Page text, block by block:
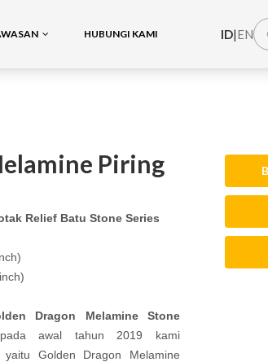
HUBUNGI KAMI ID|EN
Piring
Relief Batu Stone Series
Dragon Melamine Stone
awal tahun 2019 kami
Golden Dragon Melamine